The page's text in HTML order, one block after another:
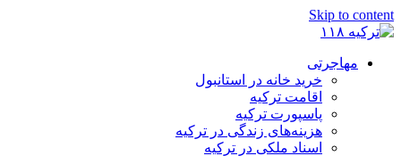
Skip
خرید خانه در استانبول
اقامت ترکیه
پاسپورت ترکیه
هزینه‌های زندگی در ترکیه
اسناد ملکی در ترکیه